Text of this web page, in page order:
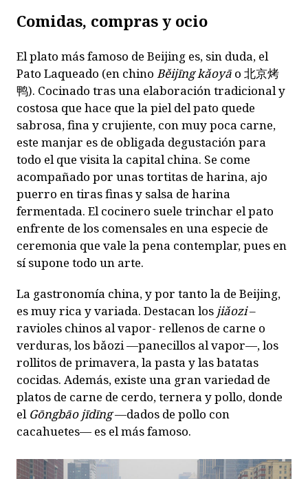
Comidas, compras y ocio
El plato más famoso de Beijing es, sin duda, el
Pato Laqueado (en chino Běijīng kǎoyāo 北京烤
鸭). Cocinado tras una elaboración tradicional y
costosa que hace que la piel del pato quede
sabrosa, fina y crujiente, con muy poca carne,
este manjar es de obligada degustación para
todo el que visita la capital china. Se come
acompañado por unas tortitas de harina, ajo
puerro en tiras finas y salsa de harina
fermentada. El cocinero suele trinchar el pato
enfrente de los comensales en una especie de
ceremonia que vale la pena contemplar, pues en
sí supone todo un arte.
La gastronomía china, y por tanto la de Beijing,
es muy rica y variada. Destacan los jiǎozi–
ravioles chinos al vapor- rellenos de carne o
verduras, los bǎozi —panecillos al vapor—, los
rollitos de primavera, la pasta y las batatas
cocidas. Además, existe una gran variedad de
platos de carne de cerdo, ternera y pollo, donde
el Gōngbāo jīdīng—dados de pollo con
cacahuetes— es el más famoso.